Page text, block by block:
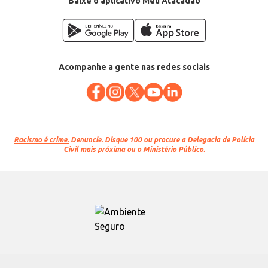
Acompanhe a gente nas redes sociais
Racismo é crime. Denuncie. Disque 100 ou procure a Delegacia de Polícia
Civil mais próxima ou o Ministério Público.